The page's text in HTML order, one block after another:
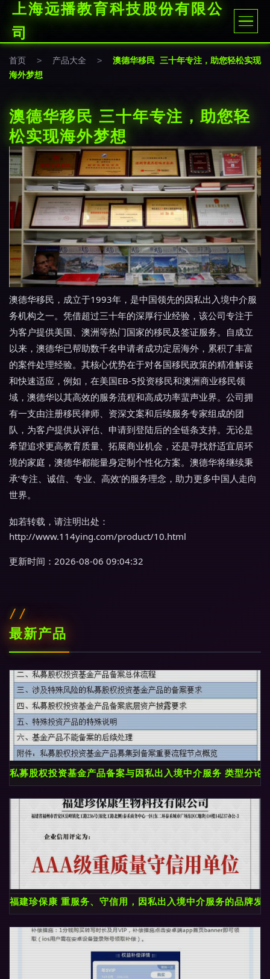
上海远播教育科技股份有限公
司
首页 > 产品大全 >
澳德华移民 三十年专注，助您轻松实现
海外梦想
澳德华移民 三十年专注，助您轻
松实现海外梦想
澳德华移民，成立于1993年，是中国领先的因私出入境中介服
务机构之一。凭借超过三十年的深厚行业经验，该公司专注于
为客户提供美国、澳洲等热门国家的移民及签证服务。自成立
以来，澳德华已帮助数千名申请者成功定居海外，累积了丰富
的案件处理经验。其核心优势在于对各国移民政策的精准解读
和快速适应，例如，在美国EB-5投资移民和澳洲商业移民领
域，澳德华以其高效的服务流程和高成功率蜚声业界。公司拥
有一支由注册移民律师、资深文案和后续服务专家组成的团
队，为客户提供从评估、申请到登陆后的全链条支持。无论是
希望追求更高教育质量、拓展商业机会，还是寻找舒适宜居环
境的家庭，澳德华都能量身定制个性化方案。澳德华将继续秉
承‘专注、诚信、专业、高效’的服务理念，助力更多中国人走向
世界。
如若转载，请注明出处：
http://www.114ying.com/product/10.html
更新时间：2026-08-06 09:04:32
最新产品
私募股权投资基金产品备案与因私出入境中介服务 类型分论
福建珍保康 重服务、守信用，因私出入境中介服务的品牌发